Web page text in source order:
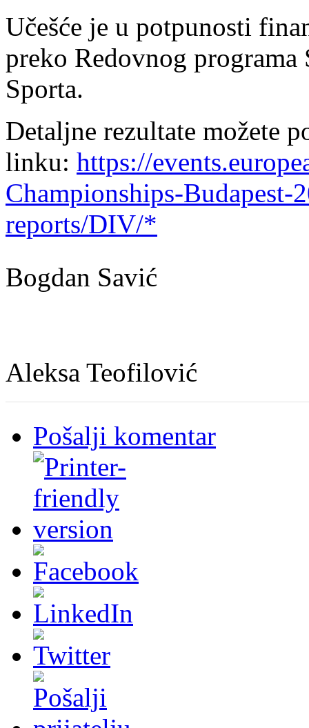
Učešće je u potpunosti
preko Redovnog
Sporta.
Detaljne rezultate možete
linku: https://
Championships-Budapest-
reports/DIV/*
Bogdan Savić
Aleksa Teofilović
Pošalji komentar